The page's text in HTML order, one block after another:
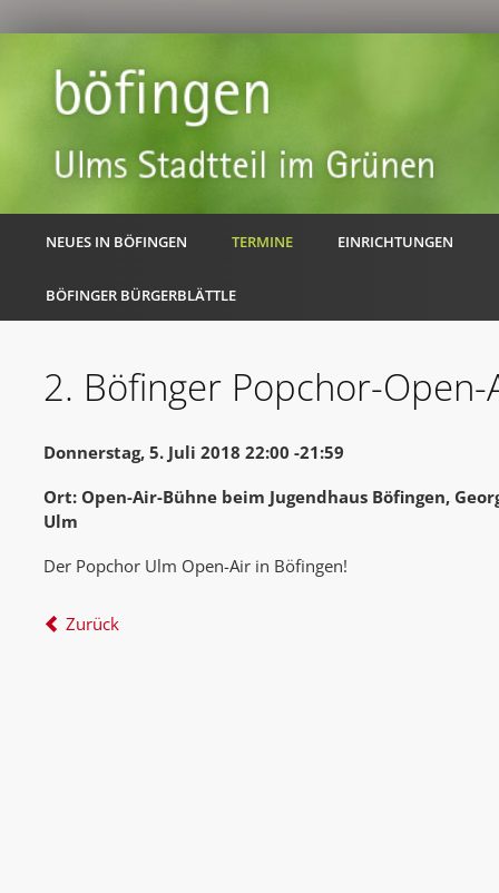
NEUES IN BÖFINGEN TERMINE EINRICHTUNGEN
BÖFINGER BÜRGERBLÄTTLE
2. Böfinger Popchor-Open-
Donnerstag, 5. Juli 2018 22:00 -21:59
Ort: Open-Air-Bühne beim Jugendhaus Böfingen,
Ulm
Der Popchor Ulm Open-Air in Böfingen!
Zurück